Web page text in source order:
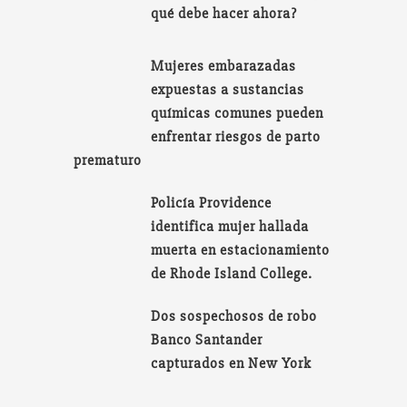
qué debe hacer ahora?
Mujeres embarazadas
expuestas a sustancias
químicas comunes pueden
enfrentar riesgos de parto
prematuro
Policía Providence
identifica mujer hallada
muerta en estacionamiento
de Rhode Island College.
Dos sospechosos de robo
Banco Santander
capturados en New York